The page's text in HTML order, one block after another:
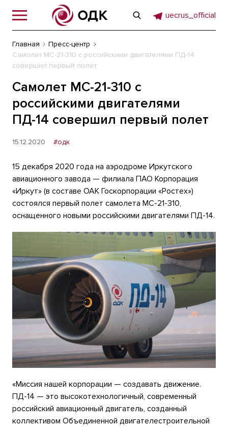
uecrus_official
Главная
Пресс-центр
Самолет МС-21-310 с российскими двигателями ПД-14
совершил первый полет
Самолет МС-21-310 с
российскими двигателями
ПД-14 совершил первый полет
15.12.2020 #одк
15 декабря 2020 года на аэродроме Иркутского
авиационного завода — филиала ПАО Корпорация
«Иркут» (в составе ОАК Госкорпорации «Ростех»)
состоялся первый полет самолета МС-21-310,
оснащенного новыми российскими двигателями ПД-14.
«Миссия нашей корпорации — создавать движение.
ПД-14 — это высокотехнологичный, современный
российский авиационный двигатель, созданный
коллективом Объединенной двигателестроительной